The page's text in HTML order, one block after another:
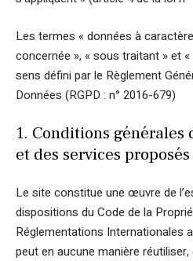
Les termes « données à
concernée », « sous traitant » et
sens défini par le Règlement
Données (RGPD : n° 2016-679)
1. Conditions générales
et des services proposés
Le site constitue une œuvre de
dispositions du Code de la
Réglementations Internationales
peut en aucune manière